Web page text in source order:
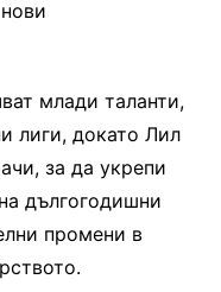
млади таланти,
лиги, докато Лил
за да укрепи
дългогодишни
промени в